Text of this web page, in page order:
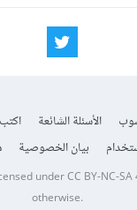
الأسئلة الشائعة
بيان الخصوصية
underCC BY-NC-
otherwise.